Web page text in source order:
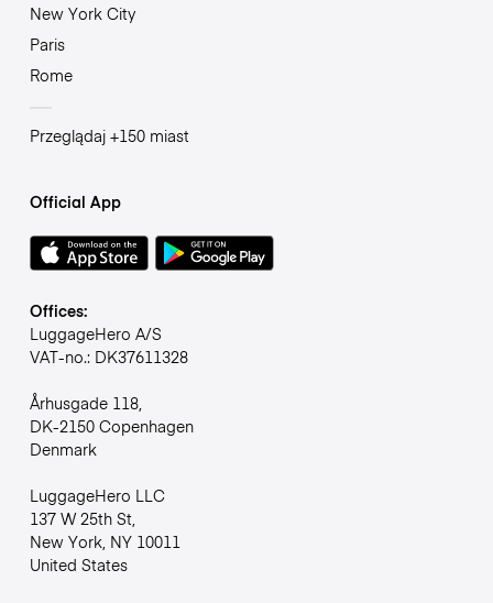
New York City
Paris
Rome
Przeglądaj +150 miast
Official App
Offices:
LuggageHero A/S
VAT-no.: DK37611328
Århusgade 118,
DK-2150 Copenhagen
Denmark
LuggageHero LLC
137 W 25th St,
New York, NY 10011
United States